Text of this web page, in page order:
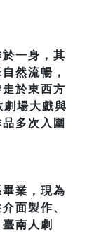
一身，其
然流暢，
於東西方
劇場大戲與
多次入圍
業，現為
面製作、
南人劇